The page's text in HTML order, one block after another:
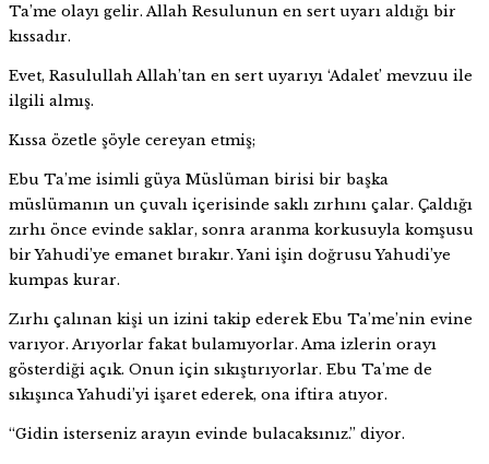
Ta’me olayı gelir. Allah Resulunun en sert uyarı aldığı bir
kıssadır.
Evet, Rasulullah Allah’tan en sert uyarıyı ‘Adalet’ mevzuu ile
ilgili almış.
Kıssa özetle şöyle cereyan etmiş;
Ebu Ta’me isimli güya Müslüman birisi bir başka
müslümanın un çuvalı içerisinde saklı zırhını çalar. Çaldığı
zırhı önce evinde saklar, sonra aranma korkusuyla komşusu
bir Yahudi’ye emanet bırakır. Yani işin doğrusu Yahudi’ye
kumpas kurar.
Zırhı çalınan kişi un izini takip ederek Ebu Ta’me’nin evine
varıyor. Arıyorlar fakat bulamıyorlar. Ama izlerin orayı
gösterdiği açık. Onun için sıkıştırıyorlar. Ebu Ta’me de
sıkışınca Yahudi’yi işaret ederek, ona iftira atıyor.
“Gidin isterseniz arayın evinde bulacaksınız.” diyor.